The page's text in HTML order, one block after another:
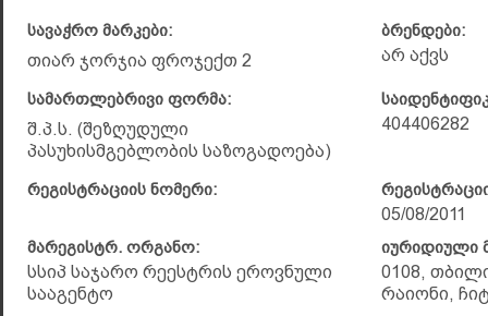
სავაჭრო მარკები:
თიარ ჯორჯია ფროჯექთ 2
ბრენდები:
არ აქვს
სამართლებრივი ფორმა:
შ.პ.ს. (შეზღუდული
პასუხისმგებლობის საზოგადოება)
404406282
რეგისტრაციის ნომერი:
05/08/2011
მარეგისტრ. ორგანო:
სსიპ საჯარო რეესტრის ეროვნული
სააგენტო
იურიდიული
0108,
რაიონი,